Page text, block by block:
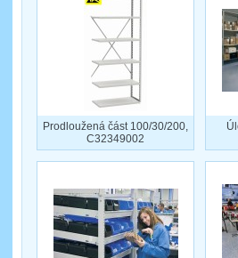
Prodloužená část 100/30/200,
C32349002